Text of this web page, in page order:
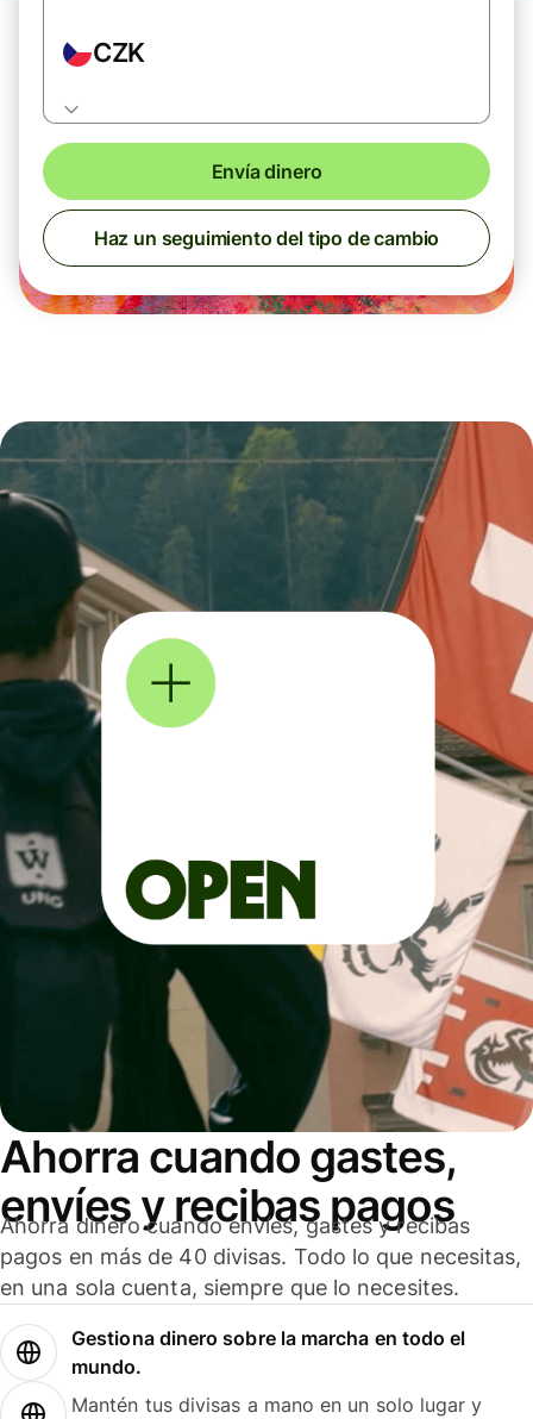
CZK
Envía dinero
Haz un seguimiento del tipo de cambio
Ahorra cuando gastes,
envíes y recibas pagos
Ahorra dinero cuando envíes, gastes y recibas
pagos en más de 40 divisas. Todo lo que necesitas,
en una sola cuenta, siempre que lo necesites.
Gestiona dinero sobre la marcha en todo el
mundo.
Mantén tus divisas a mano en un solo lugar y